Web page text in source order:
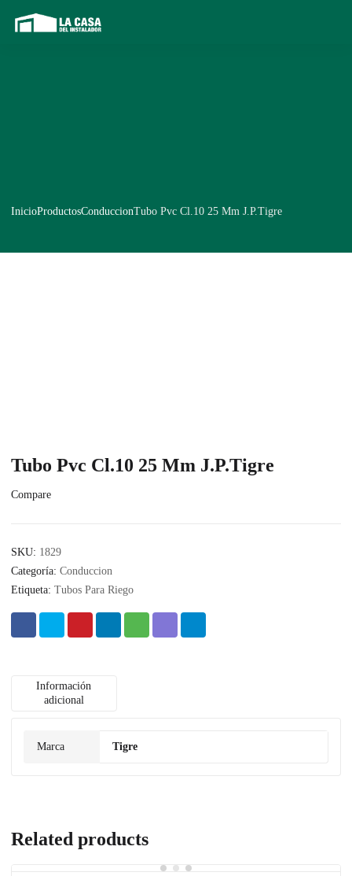
InicioProductosConduccionTubo Pvc Cl.10 25 Mm J.P.Tigre
Tubo Pvc Cl.10 25 Mm J.P.Tigre
Compare
SKU: 1829
Categoría: Conduccion
Etiqueta: Tubos Para Riego
Información
adicional
Marca Tigre
Related products